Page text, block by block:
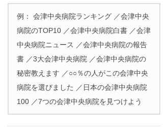
例： 会津中央病院ランキング ／会津中央
病院のTOP10 ／会津中央病院白書 ／会津
中央病院ニュース ／会津中央病院の報告
書 ／3大会津中央病院 ／会津中央病院の
秘密教えます ／○○％の人がこの会津中央
病院を選びました ／日本の会津中央病院
100 ／7つの会津中央病院を見つけよう